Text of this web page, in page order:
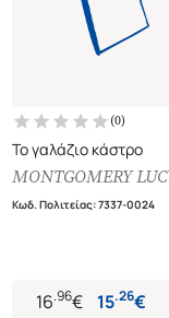
(0)
Το γαλάζιο κάστρο
MONTGOMERY
Κωδ. Πολιτείας:7337-0024
16.96€ 15.26€